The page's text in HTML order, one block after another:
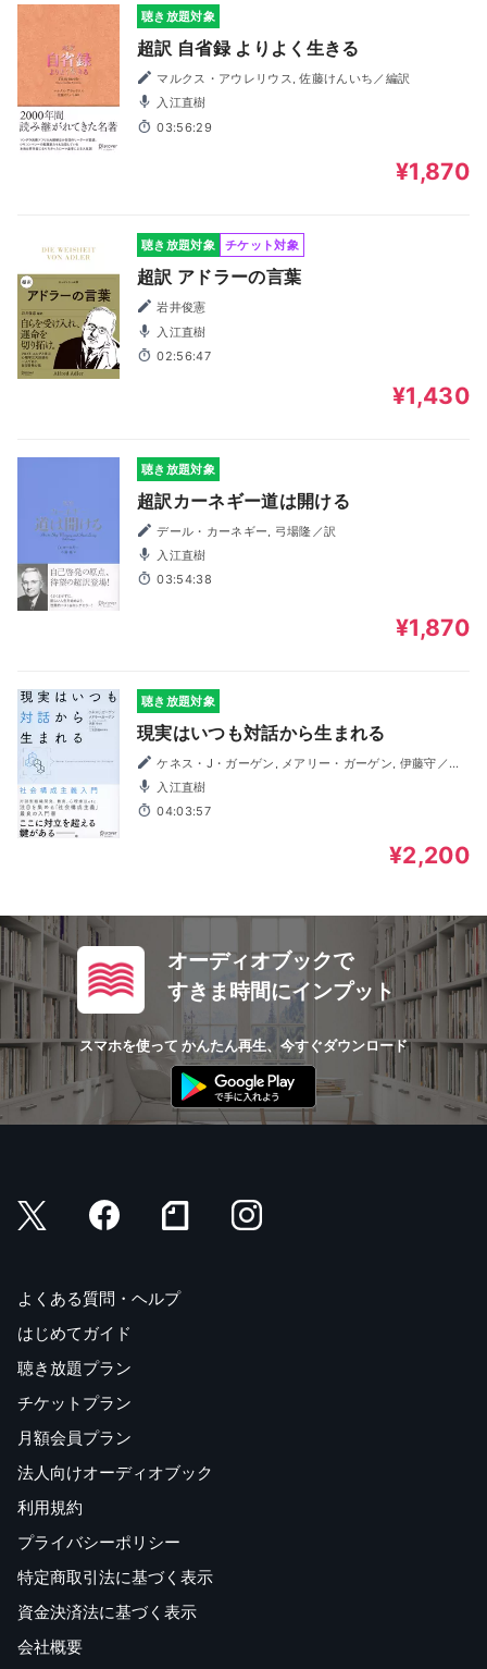
聴き放題対象
超訳 自省録 よりよく生きる
マルクス・アウレリウス, 佐藤けんいち／編訳
入江直樹
03:56:29
¥1,870
聴き放題対象 チケット対象
超訳 アドラーの言葉
岩井俊憲
入江直樹
02:56:47
¥1,430
聴き放題対象
超訳カーネギー道は開ける
デール・カーネギー, 弓場隆／訳
入江直樹
03:54:38
¥1,870
聴き放題対象
現実はいつも対話から生まれる
ケネス・J・ガーゲン, メアリー・ガーゲン, 伊藤守／監
訳, 二宮美樹／訳
入江直樹
04:03:57
¥2,200
オーディオブックで
すきま時間にインプット
スマホを使って かんたん再生、今すぐダウンロード
よくある質問・ヘルプ
はじめてガイド
聴き放題プラン
チケットプラン
月額会員プラン
法人向けオーディオブック
利用規約
プライバシーポリシー
特定商取引法に基づく表示
資金決済法に基づく表示
会社概要